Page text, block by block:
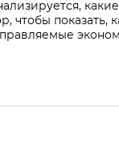
чтобы показать,